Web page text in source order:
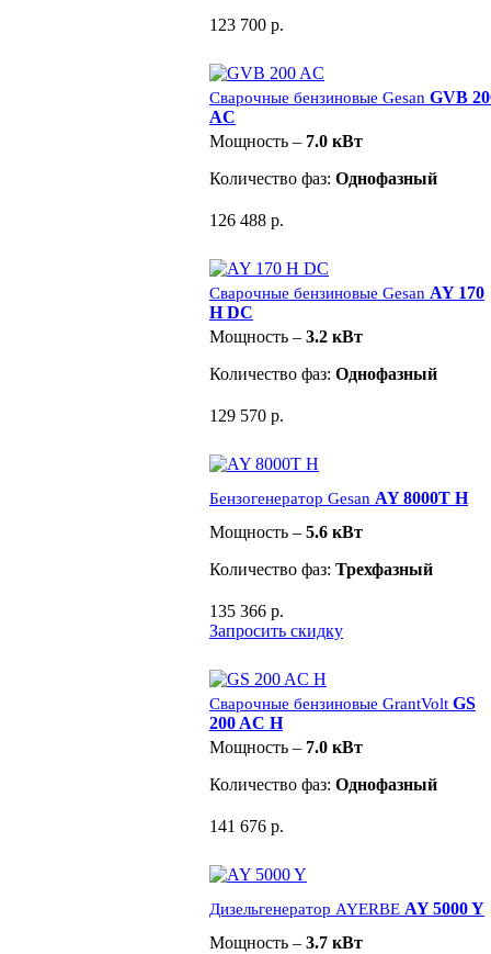
123 700 р.
Сварочные бензиновые Gesan GVB
AC
Мощность – 7.0 кВт
Количество фаз: Однофазный
126 488 р.
Сварочные бензиновые Gesan AY 170
H DC
Мощность – 3.2 кВт
Количество фаз: Однофазный
129 570 р.
Бензогенератор Gesan AY 8000T H
Мощность – 5.6 кВт
Количество фаз: Трехфазный
135 366 р.
Запросить скидку
Сварочные бензиновые GrantVolt GS
200 AC H
Мощность – 7.0 кВт
Количество фаз: Однофазный
141 676 р.
Дизельгенератор AYERBE AY 5000 Y
Мощность – 3.7 кВт